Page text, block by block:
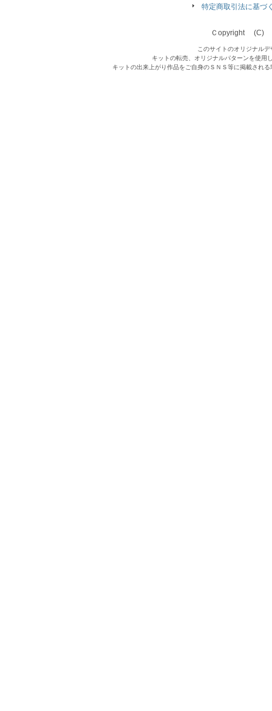
特定商取引法に基づ
Ｃopyright (C)
このサイトのオリジナル
キットの転売、オリジナルパターンを使用
キットの出来上がり作品をご自身のＳＮＳ等に掲載され